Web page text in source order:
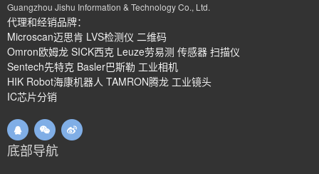
Guangzhou Jishu Information & Technology Co., Ltd.
代理和经销品牌：
Microscan迈思肯 LVS检测仪 二维码
Omron欧姆龙 SICK西克 Leuze劳易测 传感器 扫描仪
Sentech先特克 Basler巴斯勒 工业相机
HIK Robot海康机器人 TAMRON腾龙 工业镜头
IC芯片分销
底部导航